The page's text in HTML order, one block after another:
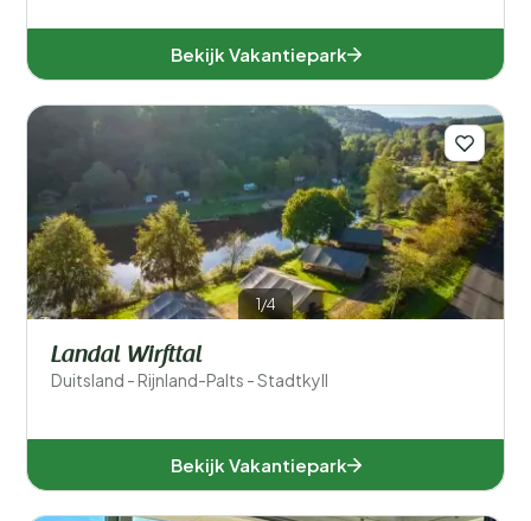
Ligging
Verblijfstype
Speciale voorkeuren
Aanbieder
Accommodatiegrootte
Bekijk Vakantiepark
1/4
Landal Wirfttal
Duitsland - Rijnland-Palts - Stadtkyll
Bekijk Vakantiepark